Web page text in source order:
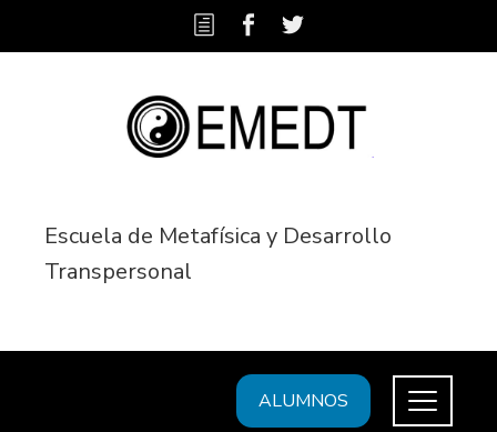
Escuela de Metafísica y Desarrollo
Transpersonal
ALUMNOS